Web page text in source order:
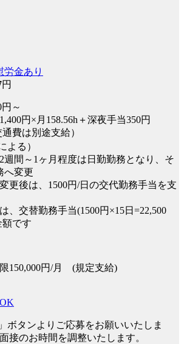
労金あり
円
～
円×月158.56h＋深夜手当350円
費は別途支給）
よる）
間～1ヶ月程度は日勤勤務となり、そ
へ変更
更後は、1500円/日の交代勤務手当を支
、交替勤務手当(1500円×15日=22,500
額です
限150,000円/月 (規定支給)
ボタンよりご応募をお願いいたしま
接のお時間を調整いたします。